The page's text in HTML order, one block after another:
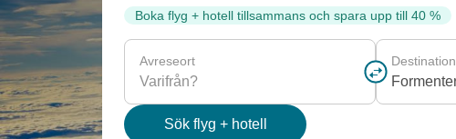
Boka flyg + hotell tillsammans och spara upp till 40 %
Avreseort Destination
Sök flyg + hotell